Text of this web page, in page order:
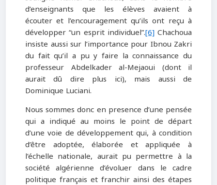
d’enseignants que les élèves avaient à
écouter et l’encouragement qu’ils ont reçu à
développer “un esprit individuel”.[6]Chachoua
insiste aussi sur l’importance pour Ibnou Zakri
du fait qu’il a pu y faire la connaissance du
professeur Abdelkader al-Mejaoui (dont il
aurait dû dire plus ici), mais aussi de
Dominique Luciani.
Nous sommes donc en presence d’une pensée
qui a indiqué au moins le point de départ
d’une voie de développement qui, à condition
d’être adoptée, élaborée et appliquée à
l’échelle nationale, aurait pu permettre à la
société algérienne d’évoluer dans le cadre
politique français et franchir ainsi des étapes